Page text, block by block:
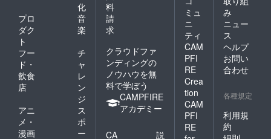
化
プロ
ダク
ト
音
楽
フー
ド・
飲食
店
チ
ャ
レ
ン
ジ
アニ
メ・
漫画
ス
ポ
ー
料
請
求
クラウドファ
ンディングの
ノウハウを無
料で学ぼう
CAMPFIRE
アカデミー
CA
説
ミュ
ニ
ティ
CAM
PFI
RE
Crea
tion
CAM
PFI
RE
み
ニュー
ス
ヘルプ
お問い
合わせ
各種規定
利用規
約